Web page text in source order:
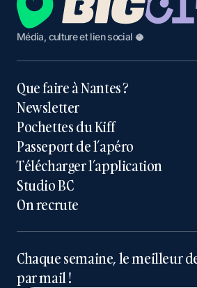
Média, culture et lien social 🥥
Que faire à Nantes ?
Newsletter
Pochettes du Kiff
Passeport de l’apéro
Télécharger l’application
Studio BC
On recrute
Chaque semaine, le meilleur
par mail !